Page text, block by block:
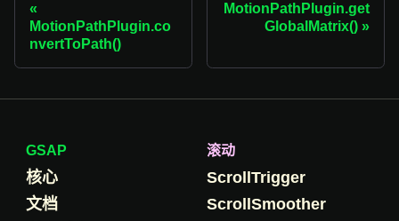
MotionPathPlugin.co
nvertToPath()
MotionPathPlugin.get
GlobalMatrix()
GSAP
核心
文档
滚动
ScrollTrigger
ScrollSmoother